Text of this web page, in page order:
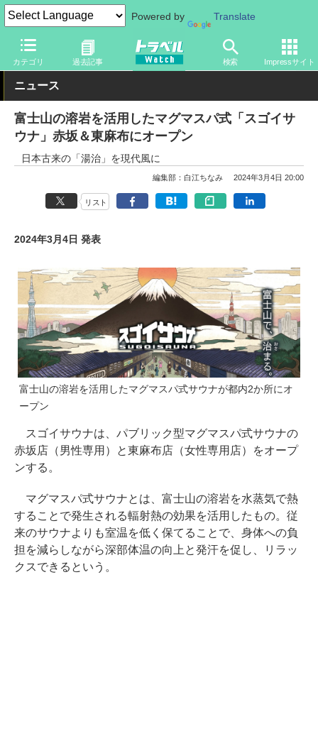
Powered by Translate
カテゴリ 過去記事 検索 Impressサイト
トラベル Watch 旅の情報 目的 スパ・リラクゼーション
ニュース
富士山の溶岩を活用したマグマスパ式「スゴイサ
ウナ」赤坂＆東麻布にオープン
日本古来の「湯治」を現代風に
編集部：白江ちなみ 2024年3月4日 20:00
リスト
2024年3月4日 発表
富士山の溶岩を活用したマグマスパ式サウナが都内2か所にオ
ープン
スゴイサウナは、パブリック型マグマスパ式サウナの
赤坂店（男性専用）と東麻布店（女性専用店）をオープ
ンする。
マグマスパ式サウナとは、富士山の溶岩を水蒸気で熱
することで発生される輻射熱の効果を活用したもの。従
来のサウナよりも室温を低く保てることで、身体への負
担を減らしながら深部体温の向上と発汗を促し、リラッ
クスできるという。